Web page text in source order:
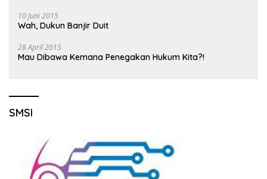
10 Juni 2015
Wah, Dukun Banjir Duit
28 April 2015
Mau Dibawa Kemana Penegakan Hukum Kita?!
SMSI